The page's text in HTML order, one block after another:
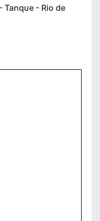
Tanque - Rio de